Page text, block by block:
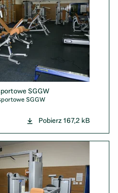
SGGW
SGGW
Pobierz 167,2 kB